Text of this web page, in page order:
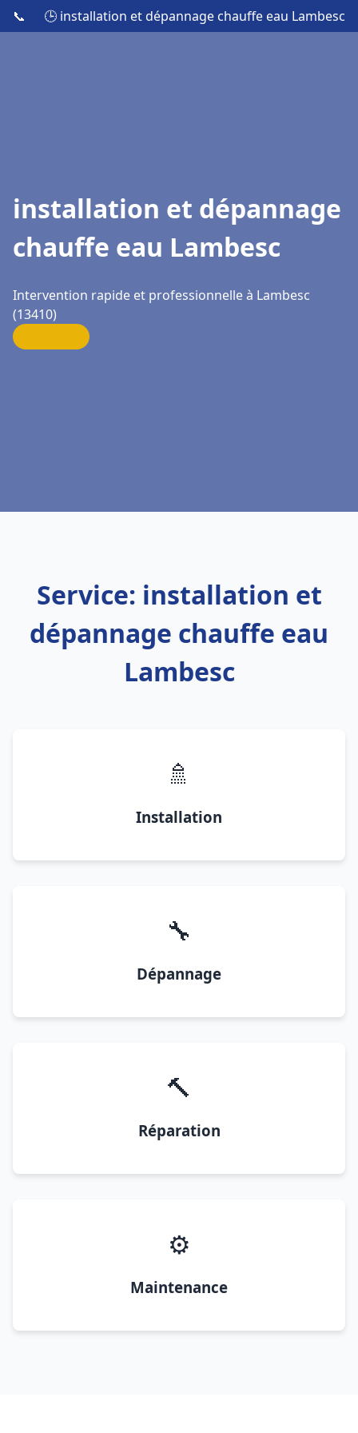
📞 🕒 installation et dépannage chauffe eau Lambesc
installation et dépannage
chauffe eau Lambesc
Intervention rapide et professionnelle à Lambesc
(13410)
Service: installation et
dépannage chauffe eau
Lambesc
🚿
Installation
🔧
Dépannage
🔨
Réparation
⚙️
Maintenance